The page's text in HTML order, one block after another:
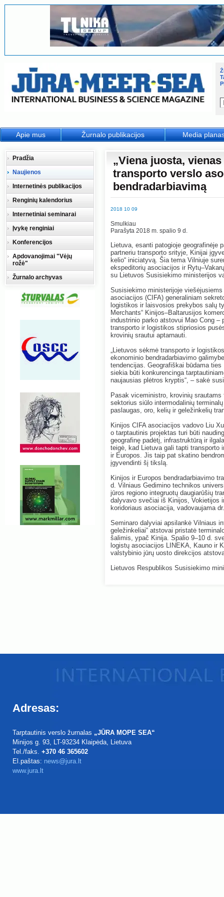
„Viena juosta,
transporto verslo
bendradarbiavimą
2018 10 09
Smulkiau
Parašyta 2018 m. spalio 9 d.
Lietuva, esanti patogioje geografinėje
partneriu transporto srityje, Kinijai
kelio“ iniciatyvą. Šia tema Vilniuje
ekspeditorių asociacijos ir
su Lietuvos Susisiekimo ministerijos
Susisiekimo ministerijoje
asociacijos (CIFA) generaliniam
logistikos ir laisvosios prekybos salų
Merchants“ Kinijos–Baltarusijos
industrinio parko atstovui Mao Cong
transporto ir logistikos stipriosios
krovinių srautui aptarnauti.
„Lietuvos sėkmė transporto ir
ekonominio bendradarbiavimo
tendencijas. Geografiškai būdama
siekia būti konkurencinga
naujausias plėtros kryptis“, – sakė
Pasak viceministro, krovinių
sektorius siūlo intermodalinių
paslaugas, oro, kelių ir geležinkelių
Kinijos CIFA asociacijos vadovo Liu
o tarptautinis projektas turi būti
geografinę padėtį, infrastruktūrą ir
teigė, kad Lietuva gali tapti
ir Europos. Jis taip pat skatino
įgyvendinti šį tikslą.
Kinijos ir Europos bendradarbiavimo
d. Vilniaus Gedimino technikos
jūros regiono integruotų daugiarūšių
dalyvavo svečiai iš Kinijos, Vokietijos
koridoriaus asociacija, vadovaujama
Seminaro dalyviai apsilankė Vilniaus
geležinkeliai“ atstovai pristatė
šalimis, ypač Kinija. Spalio 9–10 d.
logistų asociacijos LINEKA, Kauno ir
valstybinio jūrų uosto direkcijos
Lietuvos Respublikos Susisiekimo
Pradžia
Naujienos
Internetinės publikacijos
Renginių kalendorius
Internetiniai seminarai
Įvykę renginiai
Konferencijos
Apdovanojimai "Vėjų
rožė"
Žurnalo archyvas
Apie mus Žurnalo publikacijos Media
Adresas:
Tarptautinis verslo žurnalas „JŪRA MOPE SEA“
Minijos g. 93, LT-93234 Klaipėda, Lietuva
Tel./faks. +370 46 365602
El.paštas: news@jura.lt
www.jura.lt